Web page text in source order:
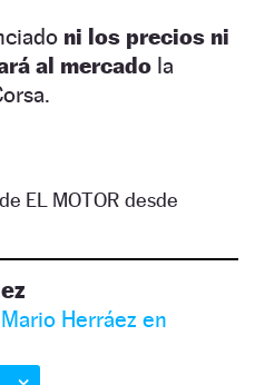
ni los precios ni
al mercado la
EL MOTOR desde
Herráez en